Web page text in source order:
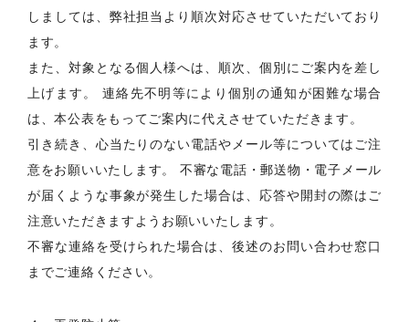
しましては、弊社担当より順次対応させていただいており
ます。
また、対象となる個人様へは、順次、個別にご案内を差し
上げます。 連絡先不明等により個別の通知が困難な場合
は、本公表をもってご案内に代えさせていただきます。
引き続き、心当たりのない電話やメール等についてはご注
意をお願いいたします。 不審な電話・郵送物・電子メール
が届くような事象が発生した場合は、応答や開封の際はご
注意いただきますようお願いいたします。
不審な連絡を受けられた場合は、後述のお問い合わせ窓口
までご連絡ください。